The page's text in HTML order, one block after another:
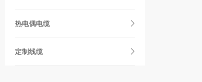
热电偶电缆
定制线缆